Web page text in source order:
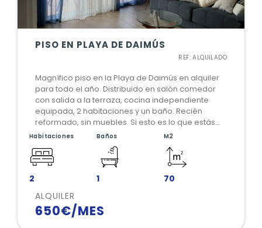
PISO EN PLAYA DE DAIMÚS
REF: ALQUILADO
Magnífico piso en la Playa de Daimús en alquiler
para todo el año. Distribuido en salón comedor
con salida a la terraza, cocina independiente
equipada, 2 habitaciones y un baño. Recién
reformado, sin muebles. Si esto es lo que estás
buscando comunícate con nosotros.
Habitaciones
2
Baños
1
M2
70
ALQUILER
650€/MES